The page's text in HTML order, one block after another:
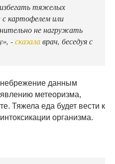
тяжелых
картофелем или
не нагружать
-сказалаврач, беседуя с
данным
метеоризма,
Тяжела еда будет вести к
организма.